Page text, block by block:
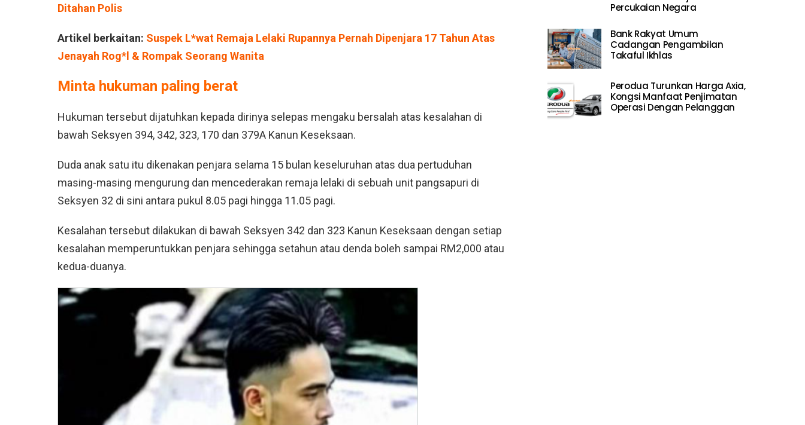
Ditahan Polis
Artikel berkaitan: Suspek L*wat Remaja Lelaki Rupannya Pernah Dipenjara 17 Tahun Atas
Jenayah Rog*l & Rompak Seorang Wanita
Minta hukuman paling berat
Hukuman tersebut dijatuhkan kepada dirinya selepas mengaku bersalah atas kesalahan di
bawah Seksyen 394, 342, 323, 170 dan 379A Kanun Keseksaan.
Duda anak satu itu dikenakan penjara selama 15 bulan keseluruhan atas dua pertuduhan
masing-masing mengurung dan mencederakan remaja lelaki di sebuah unit pangsapuri di
Seksyen 32 di sini antara pukul 8.05 pagi hingga 11.05 pagi.
Kesalahan tersebut dilakukan di bawah Seksyen 342 dan 323 Kanun Keseksaan dengan setiap
kesalahan memperuntukkan penjara sehingga setahun atau denda boleh sampai RM2,000 atau
kedua-duanya.
Percukaian Negara
Bank Rakyat Umum
Cadangan Pengambilan
Takaful Ikhlas
Perodua Turunkan Harga Axia,
Kongsi Manfaat Penjimatan
Operasi Dengan Pelanggan